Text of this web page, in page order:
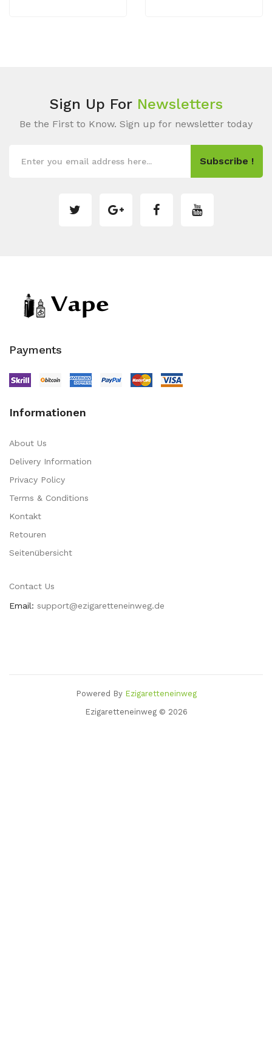
Sign Up For Newsletters
Be the First to Know. Sign up for newsletter today
Subscribe !
Payments
Informationen
About Us
Delivery Information
Privacy Policy
Terms & Conditions
Kontakt
Retouren
Seitenübersicht
Contact Us
Email: support@ezigaretteneinweg.de
Powered By Ezigaretteneinweg
Ezigaretteneinweg © 2026